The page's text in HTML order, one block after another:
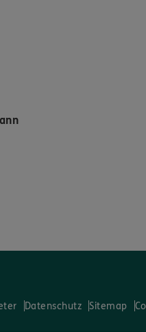
Datenschutz Sitemap